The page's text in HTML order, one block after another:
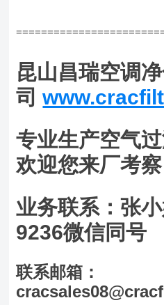
昆山昌瑞空调
司
专业生产空气
欢迎您来厂考察
业务联系：张
9236微信同号
联系邮箱：